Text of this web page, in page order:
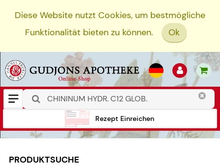
Diese Website nutzt Cookies, um bestmögliche
Funktionalität bieten zu können.
Ok
Rezept Einreichen
PRODUKTSUCHE